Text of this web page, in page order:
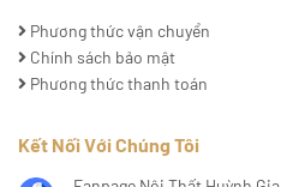
Phương thức vận chuyển
Chính sách bảo mật
Phương thức thanh toán
Kết Nối Với Chúng Tôi